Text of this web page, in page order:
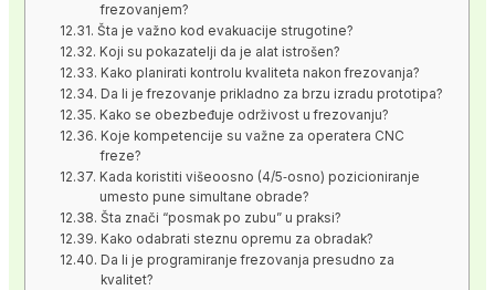
frezovanjem?
Šta je važno kod evakuacije strugotine?
Koji su pokazatelji da je alat istrošen?
Kako planirati kontrolu kvaliteta nakon frezovanja?
Da li je frezovanje prikladno za brzu izradu prototipa?
Kako se obezbeđuje održivost u frezovanju?
Koje kompetencije su važne za operatera CNC
freze?
Kada koristiti višeoosno (4/5‑osno) pozicioniranje
umesto pune simultane obrade?
Šta znači “posmak po zubu” u praksi?
Kako odabrati steznu opremu za obradak?
Da li je programiranje frezovanja presudno za
kvalitet?